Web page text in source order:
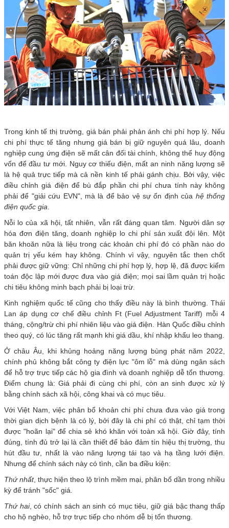
Trong kinh tế thị trường, giá bán phải phản ánh chi phí hợp lý. Nếu
chi phí thực tế tăng nhưng giá bán bị giữ nguyên quá lâu, doanh
nghiệp cung ứng điện sẽ mất cân đối tài chính, không thể huy động
vốn để đầu tư mới. Nguy cơ thiếu điện, mất an ninh năng lượng sẽ
là hệ quả trực tiếp mà cả nền kinh tế phải gánh chịu. Bởi vậy, việc
điều chỉnh giá điện để bù đắp phần chi phí chưa tính này không
phải để "giải cứu EVN", mà là để bảo vệ sự ổn định của hệ thống
điện quốc gia.
Nỗi lo của xã hội, tất nhiên, vẫn rất đáng quan tâm. Người dân sợ
hóa đơn điện tăng, doanh nghiệp lo chi phí sản xuất đội lên. Một
băn khoăn nữa là liệu trong các khoản chi phí đó có phần nào do
quản trị yếu kém hay không. Chính vì vậy, nguyên tắc then chốt
phải được giữ vững: Chỉ những chi phí hợp lý, hợp lệ, đã được kiểm
toán độc lập mới được đưa vào giá điện; mọi sai lầm quản trị hoặc
chi tiêu không minh bạch phải bị loại trừ.
Kinh nghiệm quốc tế cũng cho thấy điều này là bình thường. Thái
Lan áp dụng cơ chế điều chỉnh Ft (Fuel Adjustment Tariff) mỗi 4
tháng, cộng/trừ chi phí nhiên liệu vào giá điện. Hàn Quốc điều chỉnh
theo quý, có lúc tăng rất mạnh khi giá dầu, khí nhập khẩu leo thang.
Ở châu Âu, khi khủng hoảng năng lượng bùng phát năm 2022,
chính phủ không bắt công ty điện lực "ôm lỗ" mà dùng ngân sách
để hỗ trợ trực tiếp các hộ gia đình và doanh nghiệp dễ tổn thương.
Điểm chung là: Giá phải đi cùng chi phí, còn an sinh được xử lý
bằng chính sách xã hội, công khai và có mục tiêu.
Với Việt Nam, việc phân bổ khoản chi phí chưa đưa vào giá trong
thời gian dịch bệnh là có lý, bởi đây là chi phí có thật, chỉ tạm thời
được "hoãn lại" để chia sẻ khó khăn với toàn xã hội. Giờ đây, tính
đúng, tính đủ trở lại là cần thiết để bảo đảm tín hiệu thị trường, thu
hút đầu tư, nhất là vào năng lượng tái tạo và hạ tầng lưới điện.
Nhưng để chính sách này có tình, cần ba điều kiện:
Thứ nhất, thực hiện theo lộ trình mềm mại, phân bổ dần trong nhiều
kỳ để tránh "sốc" giá.
Thứ hai, có chính sách an sinh có mục tiêu, giữ giá bậc thang thấp
cho hộ nghèo, hỗ trợ trực tiếp cho nhóm dễ bị tổn thương.